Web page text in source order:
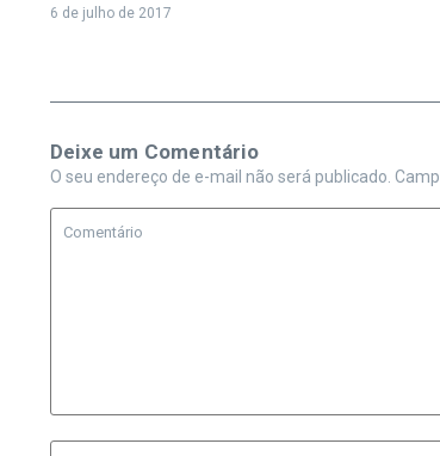
6 de julho de 2017
Deixe um Comentário
O seu endereço de e-mail não será publicado.